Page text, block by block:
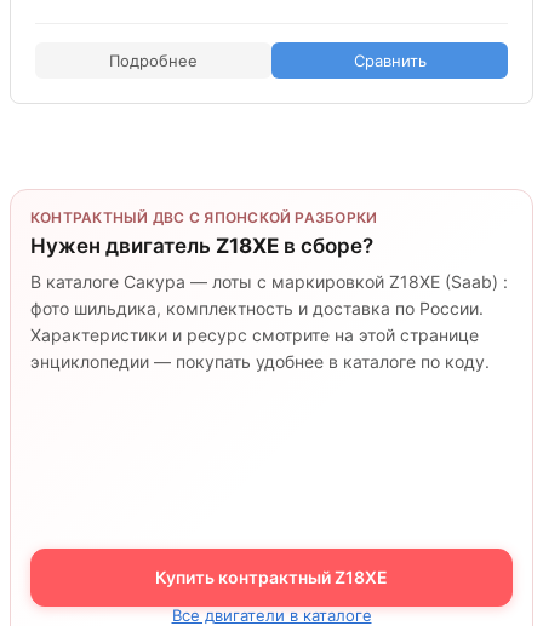
Подробнее Сравнить
КОНТРАКТНЫЙ ДВС С ЯПОНСКОЙ РАЗБОРКИ
Нужен двигатель Z18XE в сборе?
В каталоге Сакура — лоты с маркировкой Z18XE (Saab) :
фото шильдика, комплектность и доставка по России.
Характеристики и ресурс смотрите на этой странице
энциклопедии — покупать удобнее в каталоге по коду.
Купить контрактный Z18XE
Все двигатели в каталоге